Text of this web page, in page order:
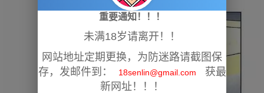
重要通知！！！
未满18岁请离开！！
网站地址定期更换，为防迷路请截图保
存，发邮件到：
18senlin@gmail.com
获最
新网址！！！